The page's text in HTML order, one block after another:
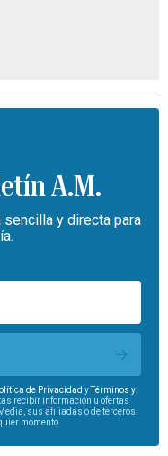
A.M.
y directa para
de Privacidad yTérminos y
recibir información u ofertas
sus afiliadas o de terceros.
momento.